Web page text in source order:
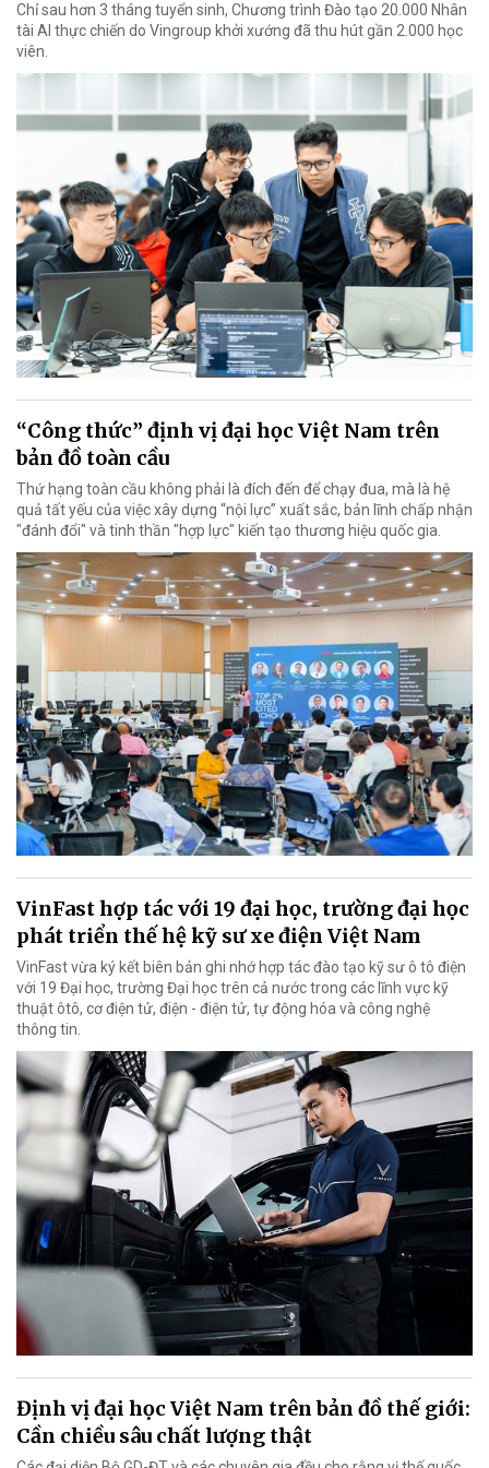
Chỉ sau hơn 3 tháng tuyển sinh, Chương trình Đào tạo 20.000 Nhân
tài AI thực chiến do Vingroup khởi xướng đã thu hút gần 2.000 học
viên.
“Công thức” định vị đại học Việt Nam trên
bản đồ toàn cầu
Thứ hạng toàn cầu không phải là đích đến để chạy đua, mà là hệ
quả tất yếu của việc xây dựng “nội lực” xuất sắc, bản lĩnh chấp nhận
"đánh đổi" và tinh thần "hợp lực" kiến tạo thương hiệu quốc gia.
VinFast hợp tác với 19 đại học, trường đại học
phát triển thế hệ kỹ sư xe điện Việt Nam
VinFast vừa ký kết biên bản ghi nhớ hợp tác đào tạo kỹ sư ô tô điện
với 19 Đại học, trường Đại học trên cả nước trong các lĩnh vực kỹ
thuật ôtô, cơ điện tử, điện - điện tử, tự động hóa và công nghệ
thông tin.
Định vị đại học Việt Nam trên bản đồ thế giới:
Cần chiều sâu chất lượng thật